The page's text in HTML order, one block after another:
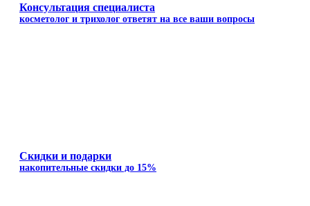
Консультация специалиста
косметолог и трихолог ответят на все ваши вопросы
Скидки и подарки
накопительные скидки до 15%